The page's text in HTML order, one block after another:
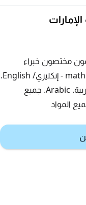
مختصون خبراء
التعليم اونلاين. جميع المواد رياضيات / ماث math - إنكليزي/ English.
فيزياء physics. كيمياء - chemistry. لغة عربية. Arabic. جميع
المواد